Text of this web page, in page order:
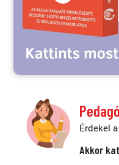
Érdekel
Akkor